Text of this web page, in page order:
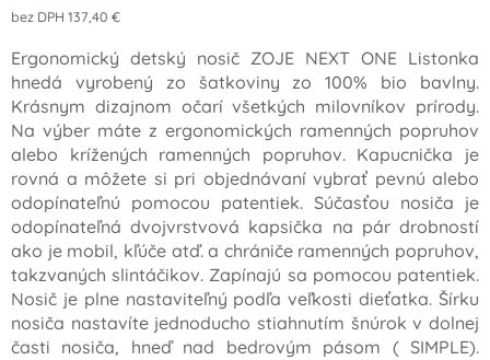
bez DPH 137,40 €
Ergonomický detský nosič ZOJE NEXT ONE Listonka
hnedá vyrobený zo šatkoviny zo 100% bio bavlny.
Krásnym dizajnom očarí všetkých milovníkov prírody.
Na výber máte z ergonomických ramenných popruhov
alebo krížených ramenných popruhov. Kapucnička je
rovná a môžete si pri objednávaní vybrať pevnú alebo
odopínateľnú pomocou patentiek. Súčasťou nosiča je
odopínateľná dvojvrstvová kapsička na pár drobností
ako je mobil, kľúče atď. a chrániče ramenných popruhov,
takzvaných slintáčikov. Zapínajú sa pomocou patentiek.
Nosič je plne nastaviteľný podľa veľkosti dieťatka. Šírku
nosiča nastavíte jednoducho stiahnutím šnúrok v dolnej
časti nosiča, hneď nad bedrovým pásom ( SIMPLE).